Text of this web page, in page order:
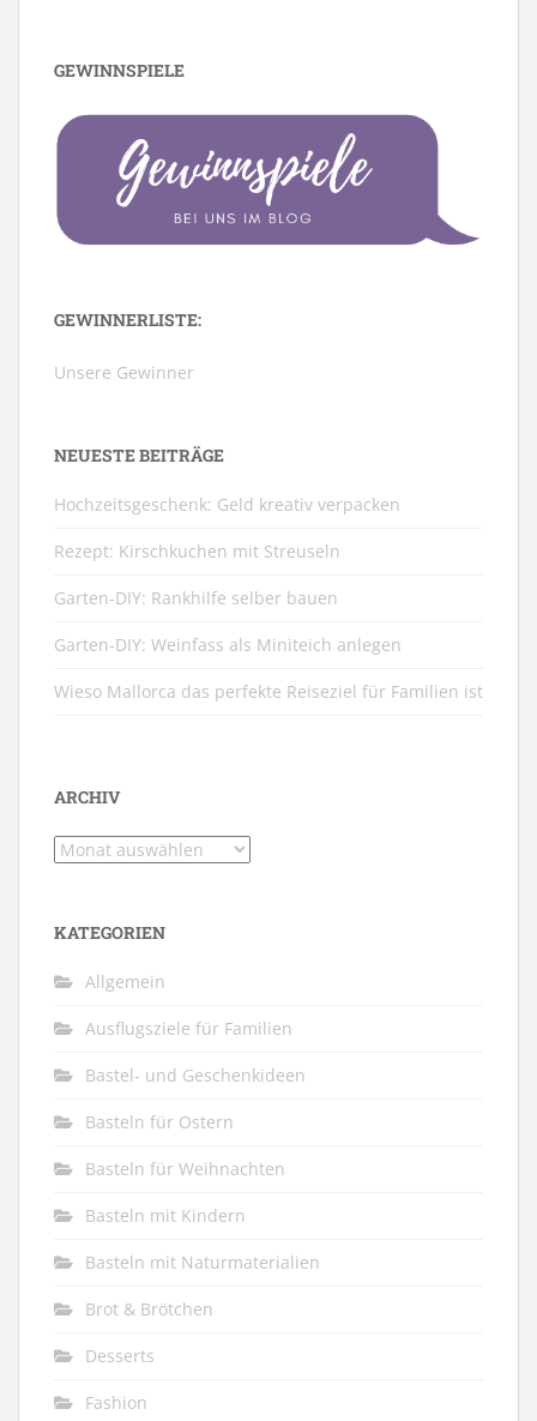
GEWINNSPIELE
GEWINNERLISTE:
Unsere Gewinner
NEUESTE BEITRÄGE
Hochzeitsgeschenk: Geld kreativ verpacken
Rezept: Kirschkuchen mit Streuseln
Garten-DIY: Rankhilfe selber bauen
Garten-DIY: Weinfass als Miniteich anlegen
Wieso Mallorca das perfekte Reiseziel für Familien ist
ARCHIV
Archiv
KATEGORIEN
Allgemein
Ausflugsziele für Familien
Bastel- und Geschenkideen
Basteln für Ostern
Basteln für Weihnachten
Basteln mit Kindern
Basteln mit Naturmaterialien
Brot & Brötchen
Desserts
Fashion